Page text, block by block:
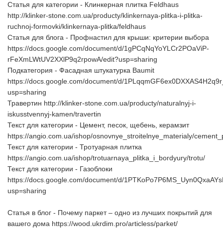
Статья для категории - Клинкерная плитка Feldhaus
http://klinker-stone.com.ua/producty/klinkernaya-plitka-i-plitka-
ruchnoj-formovki/klinkernaya-plitka/feldhaus
Статья для блога - Профнастил для крыши: критерии выбора
https://docs.google.com/document/d/1gPCqNqYoYLCr2POaViP-
rFeXmLWtUV2XXlP9q2rpowA/edit?usp=sharing
Подкатегория - Фасадная штукатурка Baumit
https://docs.google.com/document/d/
usp=sharing
Травертин http://klinker-stone.com.ua/producty/naturalnyj-i-
iskusstvennyj-kamen/travertin
Текст для категории - Цемент, песок, щебень, керамзит
https://angio.com.ua/ishop/osnovnye_stroitelnye_materialy/
Текст для категории - Тротуарная плитка
https://angio.com.ua/ishop/trotuarnaya_plitka_i_bordyury/trotu/
Текст для категории - Газоблоки
https://docs.google.com/document/d/
usp=sharing
Статья в блог - Почему паркет – одно из лучших покрытий для
вашего дома https://wood.ukrdim.pro/articless/parket/